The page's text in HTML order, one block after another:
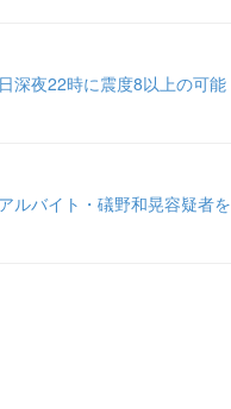
深夜22時に震度8以上の可能
ルバイト・礒野和晃容疑者を